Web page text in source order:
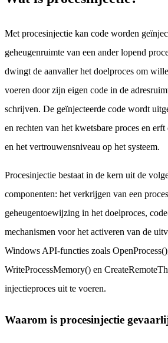
Met procesinjectie kan code worden
geheugenruimte van een ander lopend
dwingt de aanvaller het doelproces om
voeren door zijn eigen code in de
schrijven. De geïnjecteerde code wordt
en rechten van het kwetsbare proces en erft
en het vertrouwensniveau op het systeem.
Procesinjectie bestaat in de kern uit de
componenten: het verkrijgen van een
geheugentoewijzing in het doelproces,
mechanismen voor het activeren van de
Windows API-functies zoals
WriteProcessMemory() en
injectieproces uit te voeren.
Waarom is procesinjectie